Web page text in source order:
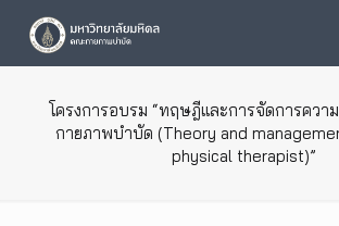
โครงการอบรม “ทฤษฎีและการจัดการคว
กายภาพบำบัด (Theory and
physical therapist)”